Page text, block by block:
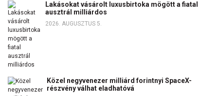
Lakásokat vásárolt luxusbirtoka mögött a fiatal
ausztrál milliárdos
2026. AUGUSZTUS 5.
Közel negyvenezer milliárd forintnyi SpaceX-
részvény válhat eladhatóvá